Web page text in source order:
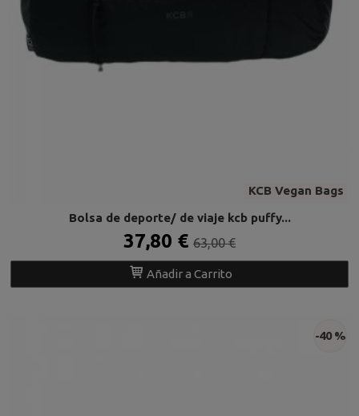
KCB Vegan Bags
Bolsa de deporte/ de viaje kcb puffy...
37,80 € 63,00 €
Añadir a Carrito
-40 %